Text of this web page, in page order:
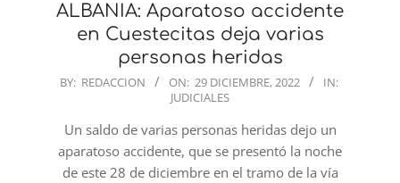
ALBANIA: Aparatoso accidente
en Cuestecitas deja varias
personas heridas
2022-
29
BY: REDACCION ON: 29 DICIEMBRE, 2022
IN:
JUDICIALES
Un saldo de varias personas heridas dejo un
aparatoso accidente, que se presentó la noche
de este 28 de diciembre en el tramo de la vía